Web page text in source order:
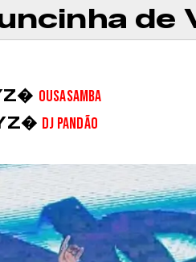
de
Ousasamba
DJ Pandão